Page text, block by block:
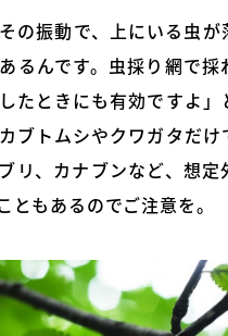
の振動で、上にいる虫が
るんです。虫採り網で採
たときにも有効ですよ」
ブトムシやクワガタだけ
リ、カナブンなど、想定
ともあるのでご注意を。